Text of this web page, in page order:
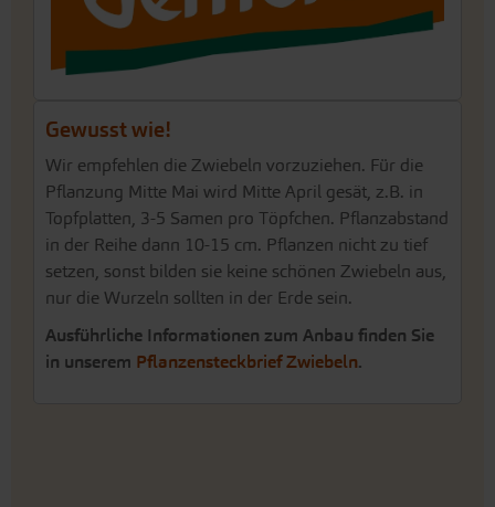
Gewusst wie!
Wir empfehlen die Zwiebeln vorzuziehen. Für die
Pflanzung Mitte Mai wird Mitte April gesät, z.B. in
Topfplatten, 3-5 Samen pro Töpfchen. Pflanzabstand
in der Reihe dann 10-15 cm. Pflanzen nicht zu tief
setzen, sonst bilden sie keine schönen Zwiebeln aus,
nur die Wurzeln sollten in der Erde sein.
Ausführliche Informationen zum Anbau finden Sie
in unserem Pflanzensteckbrief Zwiebeln.